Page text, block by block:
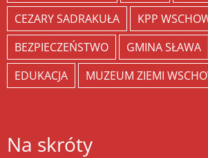
CEZARY SADRAKUŁA
KPP
BEZPIECZEŃSTWO
GMINA SŁAWA
EDUKACJA
MUZEUM ZIEMI
Na skróty